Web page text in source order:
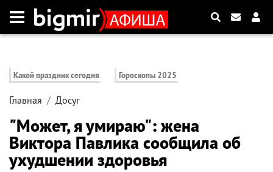
Какой праздник сегодня Гороскопы 2025
Главная Досуг
"Может, я умираю": жена
Виктора Павлика сообщила об
ухудшении здоровья